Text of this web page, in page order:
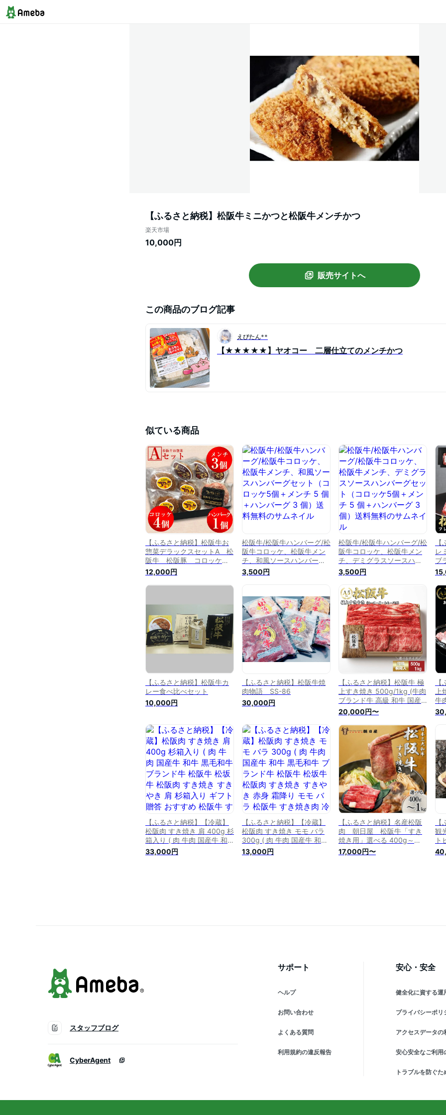
【ふるさと納税】松阪牛ミニかつと松阪牛メンチかつ
楽天市場
10,000円
販売サイトへ
この商品のブログ記事
えびたん**
【★★★★★】ヤオコー 二層仕立てのメンチかつ
似ている商品
【ふるさと納税】松阪牛お
惣菜デラックスセットA 松
阪牛 松阪豚 コロッケ
メンチ ハンバーグ A5ラ
ンク 雌牛 焼肉やまと
やまとダイニング
12,000円
松阪牛/松阪牛ハンバーグ/松
阪牛コロッケ、松阪牛メン
チ、和風ソースハンバーグ
セット（コロッケ5個＋メン
チ 5 個＋ハンバーグ 3 個）
3,500円
松阪牛/松阪牛ハンバーグ/松
阪牛コロッケ、松阪牛メン
チ、デミグラスソースハン
バーグセット（コロッケ5個
＋メンチ 5 個＋ハンバーグ
3 個）送料無料
3,500円
レ
ブ
牛
し
牛
阪
【ふるさと納税】松阪牛カ
レー食べ比べセット
10,000円
【ふるさと納税】松阪牛焼
肉物語 SS-86
30,000円
【ふるさと納税】松阪牛 極
上すき焼き 500g/1kg (牛肉
ブランド牛 高級 和牛 国産
牛 松阪牛 松坂牛 すき焼き
すき焼き牛肉 ロース 肩 モ
モ バラ 赤身 霜降り牛肉 赤
身牛肉 松阪牛すき焼き 松阪
肉 人気 おすすめ 三重県 松
阪市 松阪牛すき焼き 竹屋牛
肉店)【竹屋牛肉店】
20,000円〜
牛
国
焼
松
め
店
【ふるさと納税】【冷蔵】
松阪肉 すき焼き 肩 400g 杉
箱入り ( 肉 牛肉 国産牛 和
牛 黒毛和牛 ブランド牛 松
阪牛 松坂牛 松阪肉 すき焼
33,000円
【ふるさと納税】【冷蔵】
松阪肉 すき焼き モモ バラ
300g ( 肉 牛肉 国産牛 和牛
黒毛和牛 ブランド牛 松阪牛
松坂牛 松阪肉 すき焼き す
13,000円
【ふるさと納税】名産松阪
肉 朝日屋 松阪牛「すき
焼き用」選べる 400g～
1kg 松阪牛 松阪 三重 津
津市 和牛 牛肉 牛 すき焼き
17,000円〜
観
ト
スタッフブログ
CyberAgent
サポート
ヘルプ
お問い合わせ
よくある質問
利用規約の違反報告
安心・安全
健全化に資する運
プライバシーポリ
アクセスデータの
安心安全なご利用
トラブルを防ぐた